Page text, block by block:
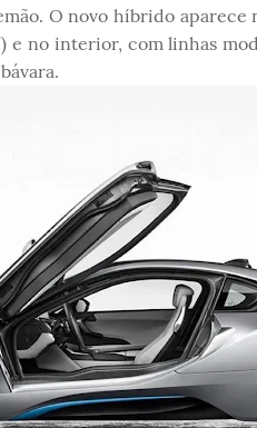
O novo híbrido aparece
e no interior, com linhas